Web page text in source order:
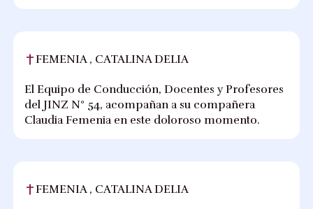
FEMENIA , CATALINA DELIA
El Equipo de Conducción, Docentes y Profesores
del JINZ N° 54, acompañan a su compañera
Claudia Femenia en este doloroso momento.
FEMENIA , CATALINA DELIA